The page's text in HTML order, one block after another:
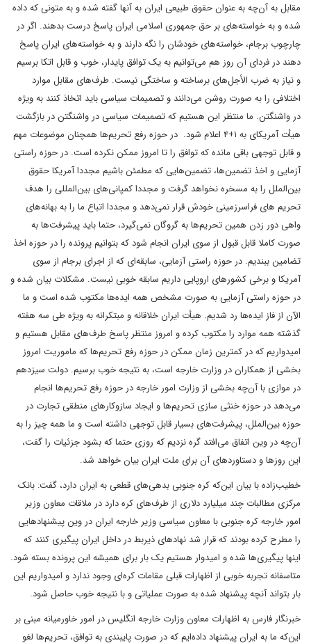
مقابل به آن‌چه به عنوان حقوق طبیعی ایران به آنها گفته شده و به متونی که داده
شده و به خواسته‌های بر حق جمهوری اسلامی ایران پاسخ درست بدهند. اگر در
چارچوب برجام، خواسته‌های خودشان را نگه دارند و به خواسته‌های ایران پاسخ
دهند در فردای آن روز هم می‌توانیم به یک توافق پایدار، خوب و قابل اتکا برسیم
و نیاز به ضرب الأجل‌های برساخته و ساختگی نیست. طرف‌های مقابل موارد
اختلافی را به صورت روشن می‌دانند و تصمیمات سیاسی باید اتخاذ کنند به ویژه
در واشنگتن. ما منتظر این هستیم که تصمیمات سیاسی در واشنگتن در بازگشت
هیأت آمریکای به ۱+۴ اعلام شود. در حوزه رفع تحریم‌ها همچنان موضوعات مهم
و قابل توجهی باقی مانده که توافق را تا امروز ممکن نکرده است. در حوزه راستی
آزمایی و اخذ تضمین‌ها، تضمین‌هایی که مطمئن باشیم مجددا آمریکا حقوق
بین‌الملل را به مسخره نخواهد گرفت و مجددا کمپانی‌های بین‌المللی را هدف
تحریم های فراسرزمینی خودش قرار نمی‌دهد و مجددا اتباع ما را به بهانه‌های
واهی دور زدن همین تحریم‌ها به گروگان نمی‌گیرد، حتما باید پیشرفت‌ها به
صورت کاملا قابل قبول از سوی ایران انجام شود که بتوانیم پرونده را در حوزه اخذ
تضامین ببندیم. در حوزه راستی آزمایی، سابقه‌ای که از اجرای برجام از سوی
آمریکا و برخی کشورهای اروپایی داریم سابقه خوبی نیست. مشکلات بیان شده و
در حوزه راستی آزمایی به صورت مشخص همه ایده‌ها مکتوب شده است و ما
الآن از فاز ایده‌ها رد شدیم. هیأت ایران خلاقانه و مبتکرانه به ویژه طی سه هفته
گذشته همه موارد را مکتوب کرده و امروز منتظر پاسخ طرف‌های مقابل هستیم و
امیدواریم که در کمترین زمان ممکن در حوزه رفع تحریم‌ها که ماموریت امروز
بخشی از همکاران در وزارت خارجه است، به نتیجه خوب برسیم. دولت سیزدهم
در موازی با آن‌چه بخشی از وزارت امور خارجه در حوزه رفع تحریم‌ها انجام
می‌دهد در حوزه خنثی سازی تحریم‌ها و ایجاد سازوکارهای منطقی تجارت در
حوزه بین‌الملل، پیشرفت‌های بسیار قابل توجهی داشته است و ما همه چیز را به
آن‌چه در وین اتفاق می‌افتد گره نزدیم که روزی حتما که بشود جزئیات را گفت،
این روزها و دستاوردهای آن برای ملت ایران بیان خواهد شد.
خطیب‌زاده با بیان این‌که کره جنوبی بدهی‌های قطعی به ایران دارد، گفت: بانک‌
مرکزی مطالبات چند میلیارد دلاری از طرف‌های کره دارد در ملاقات معاون وزیر
امور خارجه کره جنوبی با معاون سیاسی وزیر خارجه ایران در وین پیشنهادهایی
را مطرح کرده بودند که قرار شد نهادهای ذیربط در داخل ایران پیگیری کنند که
اینها پیگیری‌ها شده و امیدوار هستیم یک بار برای همیشه این پرونده بسته شود.
متاسفانه تجربه خوبی از اظهارات قبلی مقامات کره‌ای وجود ندارد و امیدواریم این
بار بتواند آنچه پیشنهاد شده به صورت عملیاتی و با نتیجه خوب حاصل شود.
خبرنگار فارس به اظهارات معاون وزارت خارجه انگلیس در امور خاورمیانه مبنی بر
این‌که ما به ایران پیشنهاد داده‌ایم که در صورت پایبندی به توافق، تحریم‌ها لغو